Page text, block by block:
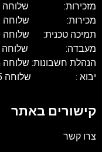
מזכירות: שלוחה 0
מכירות: שלוחה 1
תמיכה טכנית: שלוחה 2
מעבדה: שלוחה 3
הנהלת חשבונות: שלוחה 4
יבוא : שלוחה 5
קישורים באתר
צרו קשר